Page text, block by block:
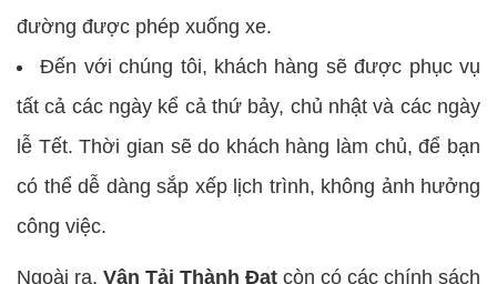
đường được phép xuống xe.
Đến với chúng tôi, khách hàng sẽ được phục vụ
tất cả các ngày kể cả thứ bảy, chủ nhật và các ngày
lễ Tết. Thời gian sẽ do khách hàng làm chủ, để bạn
có thể dễ dàng sắp xếp lịch trình, không ảnh hưởng
công việc.
Ngoài ra, Vận Tải Thành Đạt còn có các chính sách